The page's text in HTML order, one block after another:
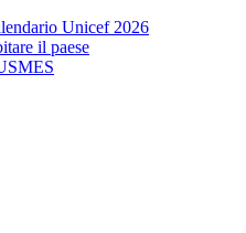
Unicef 2026
il paese